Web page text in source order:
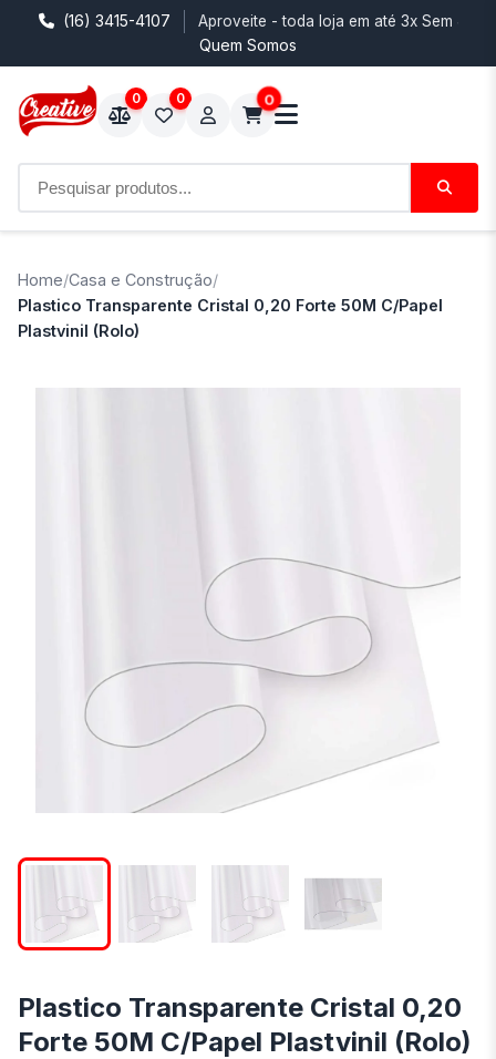
(16) 3415-4107 Aproveite - toda loja em até 3x Sem
Quem Somos
0 0 0
Home/Casa e Construção/
Plastico Transparente Cristal 0,20 Forte 50M C/Papel
Plastvinil (Rolo)
Plastico Transparente Cristal 0,20
Forte 50M C/Papel Plastvinil (Rolo)